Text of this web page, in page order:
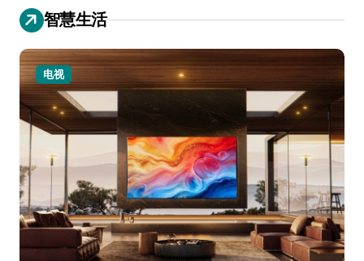
智慧生活
电视